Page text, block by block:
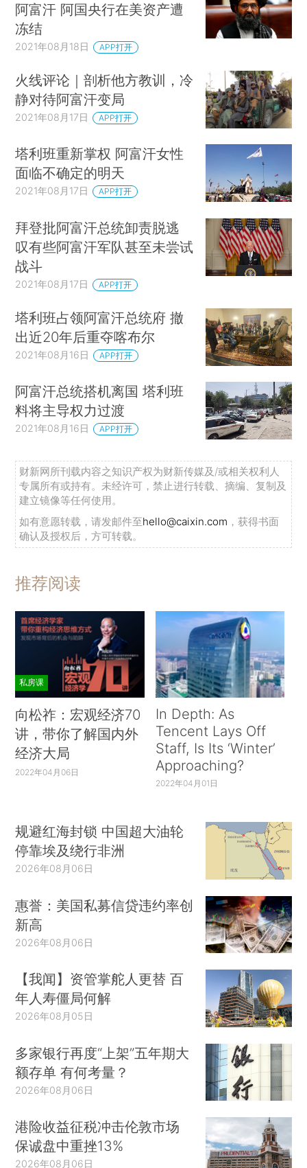
阿富汗 阿国央行在美资产遭
冻结
2021年08月18日 APP打开
火线评论｜剖析他方教训，冷
静对待阿富汗变局
2021年08月17日 APP打开
塔利班重新掌权 阿富汗女性
面临不确定的明天
2021年08月17日 APP打开
拜登批阿富汗总统卸责脱逃
叹有些阿富汗军队甚至未尝试
战斗
2021年08月17日 APP打开
塔利班占领阿富汗总统府 撤
出近20年后重夺喀布尔
2021年08月16日 APP打开
阿富汗总统搭机离国 塔利班
料将主导权力过渡
2021年08月16日 APP打开
财新网所刊载内容之知识产权为财新传媒及/或相关权利人
专属所有或持有。未经许可，禁止进行转载、摘编、复制及
建立镜像等任何使用。
如有意愿转载，请发邮件至hello@caixin.com ，获得书面
确认及授权后，方可转载。
推荐阅读
私房课
向松祚：宏观经济70
讲，带你了解国内外
经济大局
2022年04月06日
In Depth: As
Tencent Lays Off
Staff, Is Its ‘Winter’
Approaching?
2022年04月01日
规避红海封锁 中国超大油轮
停靠埃及绕行非洲
2026年08月06日
惠誉：美国私募信贷违约率创
新高
2026年08月06日
【我闻】资管掌舵人更替 百
年人寿僵局何解
2026年08月05日
多家银行再度“上架”五年期大
额存单 有何考量？
2026年08月06日
港险收益征税冲击伦敦市场
保诚盘中重挫13%
2026年08月06日